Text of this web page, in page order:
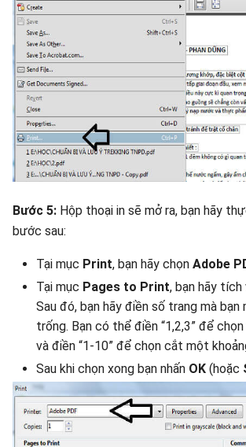
Bước 5: Hộp thoại in sẽ mở ra, bạn hãy
bước sau:
Tại mục Print, bạn hãy chọn Adobe
Tại mục Pages to Print, bạn hãy tích
Sau đó, bạn hãy điền số trang mà bạn
trống. Bạn có thể điền “1,2,3” để
và điền “1-10” để chọn cắt một
Sau khi chọn xong bạn nhấn OK (hoặc